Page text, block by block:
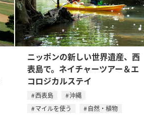
ニッポンの新しい世界遺産、西
表島で。ネイチャーツアー＆エ
コロジカルステイ
西表島
沖縄
マイルを使う
自然・植物